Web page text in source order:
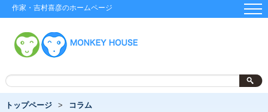
作家・吉村喜彦のホームページ
トップページ
コラム